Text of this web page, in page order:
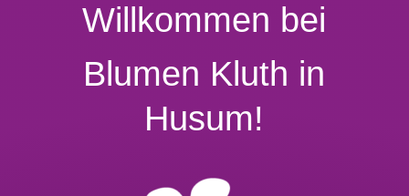
Willkommen bei
Blumen Kluth in
Husum!